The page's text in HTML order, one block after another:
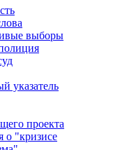
выборы
указатель
проекта
о "кризисе